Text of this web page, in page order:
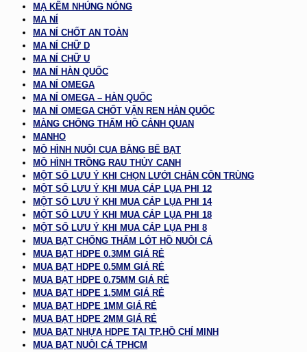
MẠ KẼM NHÚNG NÓNG
MA NÍ
MA NÍ CHỐT AN TOÀN
MA NÍ CHỮ D
MA NÍ CHỮ U
MA NÍ HÀN QUỐC
MA NÍ OMEGA
MA NÍ OMEGA – HÀN QUỐC
MA NÍ OMEGA CHỐT VẶN REN HÀN QUỐC
MÀNG CHỐNG THẤM HỒ CẢNH QUAN
MANHO
MÔ HÌNH NUÔI CUA BẰNG BỂ BẠT
MÔ HÌNH TRỒNG RAU THỦY CANH
MỘT SỐ LƯU Ý KHI CHỌN LƯỚI CHẮN CÔN TRÙNG
MỘT SỐ LƯU Ý KHI MUA CÁP LỤA PHI 12
MỘT SỐ LƯU Ý KHI MUA CÁP LỤA PHI 14
MỘT SỐ LƯU Ý KHI MUA CÁP LỤA PHI 18
MỘT SỐ LƯU Ý KHI MUA CÁP LỤA PHI 8
MUA BẠT CHỐNG THẤM LÓT HỒ NUÔI CÁ
MUA BẠT HDPE 0.3MM GIÁ RẺ
MUA BẠT HDPE 0.5MM GIÁ RẺ
MUA BẠT HDPE 0.75MM GIÁ RẺ
MUA BẠT HDPE 1.5MM GIÁ RẺ
MUA BẠT HDPE 1MM GIÁ RẺ
MUA BẠT HDPE 2MM GIÁ RẺ
MUA BẠT NHỰA HDPE TẠI TP.HỒ CHÍ MINH
MUA BẠT NUÔI CÁ TPHCM